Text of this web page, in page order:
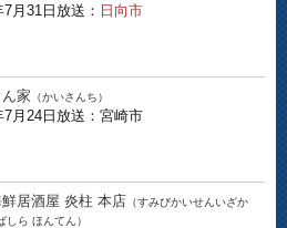
7月31日放送： 日向市
家 （かいさんち）
7月24日放送：宮崎市
居酒屋 炎柱 本店 （すみびかいせんいざか
しら ほんてん）